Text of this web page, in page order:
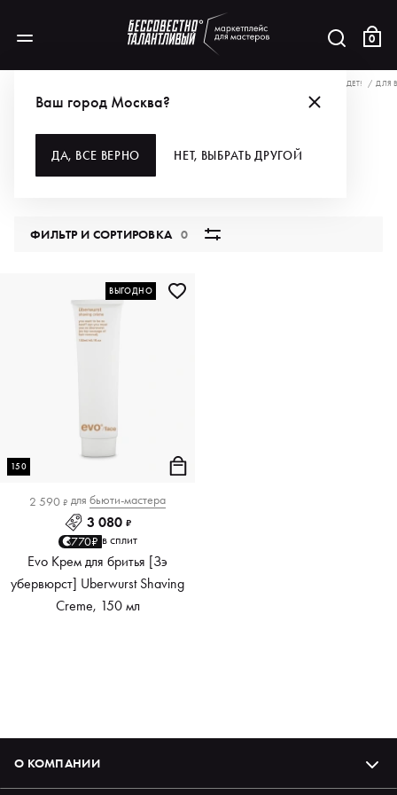
0
Ваш город Москва?
ДА, ВСЕ ВЕРНО НЕТ, ВЫБРАТЬ ДРУГОЙ
БЕРИ МАКСИМУМ-% НА САМЫЕ ТОПЫ! ТОЛЬКО 3 ДНЯ. ВРЯД ЛИ ЕЩЁ БУДЕТ! ДЛЯ
СРЕДСТВА ДЛЯ БРИТЬЯ
ФИЛЬТР И СОРТИРОВКА0
150
ВЫГОДНО
2 590 ₽ для бьюти-мастера
3 080 ₽
770₽ в сплит
Evo Крем для бритья [Зэ
убервюрст] Uberwurst Shaving
Creme, 150 мл
О КОМПАНИИ